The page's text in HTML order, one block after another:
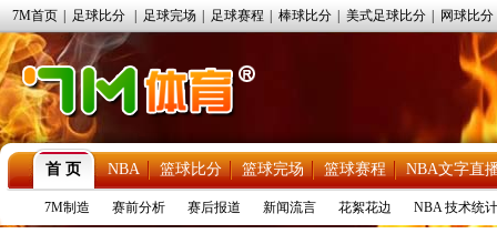
7M首页 足球比分 足球完场 足球赛程 棒球比分 美式足球比分 网球比分
首 页 NBA 篮球比分 篮球完场 篮球赛程 NBA文字直
7M制造 赛前分析 赛后报道 新闻流言 花絮花边 NBA 技术统计